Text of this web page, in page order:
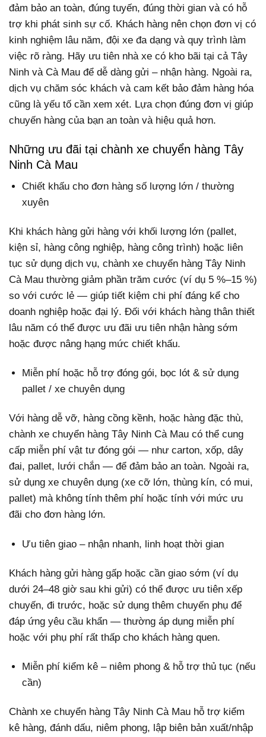
đảm bảo an toàn, đúng tuyến, đúng thời gian và có hỗ
trợ khi phát sinh sự cố. Khách hàng nên chọn đơn vị có
kinh nghiệm lâu năm, đội xe đa dạng và quy trình làm
việc rõ ràng. Hãy ưu tiên nhà xe có kho bãi tại cả Tây
Ninh và Cà Mau để dễ dàng gửi – nhận hàng. Ngoài ra,
dịch vụ chăm sóc khách và cam kết bảo đảm hàng hóa
cũng là yếu tố cần xem xét. Lựa chọn đúng đơn vị giúp
chuyến hàng của bạn an toàn và hiệu quả hơn.
Những ưu đãi tại chành xe chuyển hàng Tây
Ninh Cà Mau
Chiết khấu cho đơn hàng số lượng lớn / thường
xuyên
Khi khách hàng gửi hàng với khối lượng lớn (pallet,
kiện sỉ, hàng công nghiệp, hàng công trình) hoặc liên
tục sử dụng dịch vụ, chành xe chuyển hàng Tây Ninh
Cà Mau thường giảm phần trăm cước (ví dụ 5 %–15 %)
so với cước lẻ — giúp tiết kiệm chi phí đáng kể cho
doanh nghiệp hoặc đại lý. Đối với khách hàng thân thiết
lâu năm có thể được ưu đãi ưu tiên nhận hàng sớm
hoặc được nâng hạng mức chiết khấu.
Miễn phí hoặc hỗ trợ đóng gói, bọc lót & sử dụng
pallet / xe chuyên dụng
Với hàng dễ vỡ, hàng cồng kềnh, hoặc hàng đặc thù,
chành xe chuyển hàng Tây Ninh Cà Mau có thể cung
cấp miễn phí vật tư đóng gói — như carton, xốp, dây
đai, pallet, lưới chắn — để đảm bảo an toàn. Ngoài ra,
sử dụng xe chuyên dụng (xe cỡ lớn, thùng kín, có mui,
pallet) mà không tính thêm phí hoặc tính với mức ưu
đãi cho đơn hàng lớn.
Ưu tiên giao – nhận nhanh, linh hoạt thời gian
Khách hàng gửi hàng gấp hoặc cần giao sớm (ví dụ
dưới 24–48 giờ sau khi gửi) có thể được ưu tiên xếp
chuyến, đi trước, hoặc sử dụng thêm chuyến phụ để
đáp ứng yêu cầu khẩn — thường áp dụng miễn phí
hoặc với phụ phí rất thấp cho khách hàng quen.
Miễn phí kiểm kê – niêm phong & hỗ trợ thủ tục (nếu
cần)
Chành xe chuyển hàng Tây Ninh Cà Mau hỗ trợ kiểm
kê hàng, đánh dấu, niêm phong, lập biên bản xuất/nhập